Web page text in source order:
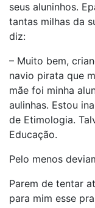
seus aluninhos.
tantas milhas da
diz:
– Muito bem,
navio pirata que
mãe foi minha
aulinhas. Estou
de Etimologia.
Educação.
Pelo menos
Parem de tentar
para mim esse